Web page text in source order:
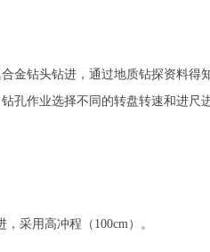
钻头钻进，通过地质钻探资料得
孔作业选择不同的转盘转速和进尺
采用高冲程（100cm）。